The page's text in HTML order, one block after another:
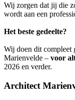
Wij zorgen dat jij die
wordt aan een
Het beste gedeelte?
Wij doen dit compleet
Marienvelde – voor
2026 en verder.
Architect